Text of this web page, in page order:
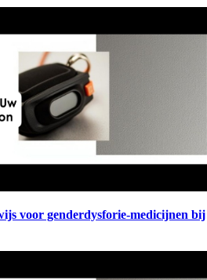
voor genderdysforie-medicijnen bij